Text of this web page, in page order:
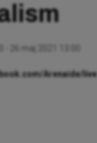
- 26 maj 2021 13:00
Arenaide/live